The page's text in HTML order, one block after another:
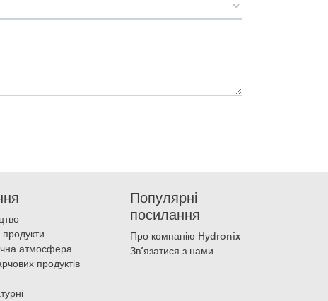
продукти
атмосфера
продуктів
Популярні
посилання
Про компанію Hydronix
Зв’язатися з нами